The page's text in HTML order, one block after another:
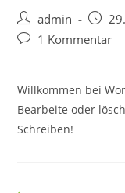
admin
1 Kommentar
Willkommen bei
Bearbeite oder
Schreiben!